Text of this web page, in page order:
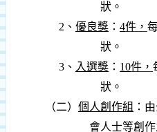
狀。
2 、 優良獎 ： 4件，
狀。
3 、 入選獎 ： 10件，
狀。
（二） 個人創作組 ：
會人士等創